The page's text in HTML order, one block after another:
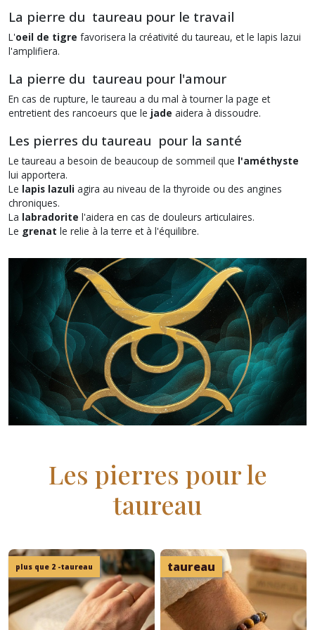
La pierre du taureau pour le travail
L'oeil de tigre favorisera la créativité du taureau, et le lapis lazui
l'amplifiera.
La pierre du taureau pour l'amour
En cas de rupture, le taureau a du mal à tourner la page et
entretient des rancoeurs que le jade aidera à dissoudre.
Les pierres du taureau pour la santé
Le taureau a besoin de beaucoup de sommeil que l'améthyste
lui apportera.
Le lapis lazuli agira au niveau de la thyroide ou des angines
chroniques.
La labradorite l'aidera en cas de douleurs articulaires.
Le grenat le relie à la terre et à l'équilibre.
Les pierres pour le
taureau
plus que 2 -taureau taureau